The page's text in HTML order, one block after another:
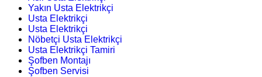
Yakın Usta Elektrikçi
Usta Elektrikçi
Usta Elektrikçi
Nöbetçi Usta Elektrikçi
Usta Elektrikçi Tamiri
Şofben Montajı
Şofben Servisi